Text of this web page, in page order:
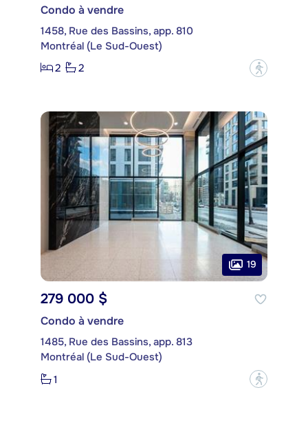
Condo à vendre
1458, Rue des Bassins, app. 810
Montréal (Le Sud-Ouest)
2
2 ?
19
279 000 $
Condo à vendre
1485, Rue des Bassins, app. 813
Montréal (Le Sud-Ouest)
1
?